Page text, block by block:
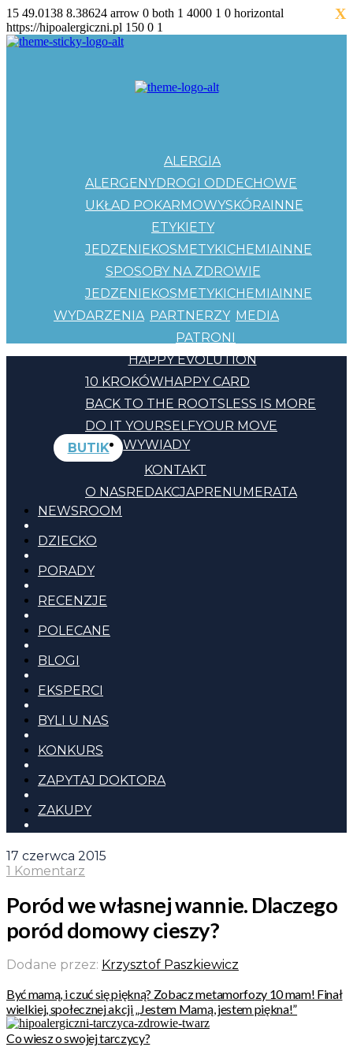
15 49.0138 8.38624 arrow 0 both 1 4000 1 0 horizontal
https://hipoalergiczni.pl 150 0 1
ALERGIA
ALERGENYDROGI ODDECHOWE
UKŁAD POKARMOWYSKÓRAINNE
ETYKIETY
JEDZENIEKOSMETYKICHEMIAINNE
SPOSOBY NA ZDROWIE
JEDZENIEKOSMETYKICHEMIAINNE
WYDARZENIA PARTNERZY
PATRONI
MEDIA
HAPPY EVOLUTION
10 KROKÓWHAPPY CARD
BACK TO THE ROOTSLESS IS MORE
DO IT YOURSELFYOUR MOVE
BUTIK
KONTAKT
O NASREDAKCJAPRENUMERATA
WYWIADY
NEWSROOM
DZIECKO
PORADY
RECENZJE
POLECANE
BLOGI
EKSPERCI
BYLI U NAS
KONKURS
ZAPYTAJ DOKTORA
ZAKUPY
17 czerwca 2015
1 Komentarz
Poród we własnej wannie. Dlaczego
poród domowy cieszy?
Dodane przez: Krzysztof Paszkiewicz
Być mamą, i czuć się piękną? Zobacz metamorfozy 10 mam! Finał
wielkiej, społecznej akcji „Jestem Mamą, jestem piękna!”
Co wiesz o swojej tarczycy?
X